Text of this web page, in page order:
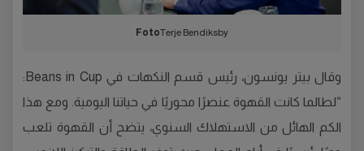
FotoTerje Bendiksby
وقال بيتر يونسون، رئيس قسم النكهات في Beans in Cup:
“لطالما كانت القهوة عنصرًا محوريًا في حياتنا اليومية. ومع هذا
الكم الهائل من الاستهلاك السنوي، يتضح أن القهوة تلعب